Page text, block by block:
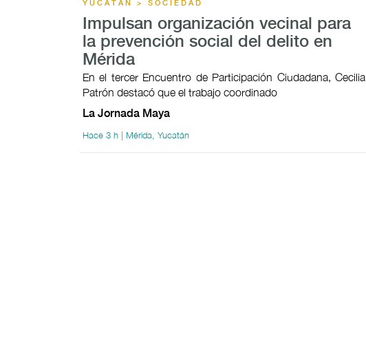
YUCATÁN > SOCIEDAD
Impulsan organización vecinal para
la prevención social del delito en
Mérida
En el tercer Encuentro de Participación Ciudadana, Cecilia
Patrón destacó que el trabajo coordinado
La Jornada Maya
Hace 3 h | Mérida, Yucatán